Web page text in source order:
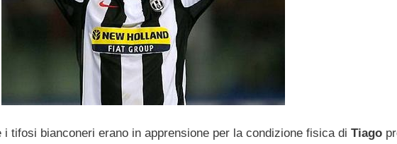
tifosi bianconeri erano in apprensione per la condizione fisica di Tiago